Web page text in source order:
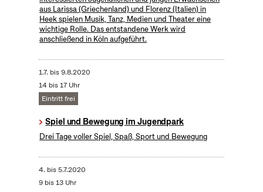
aus Larissa (Griechenland) und Florenz (Italien) in
Heek spielen Musik, Tanz, Medien und Theater eine
wichtige Rolle. Das entstandene Werk wird
anschließend in Köln aufgeführt.
1.7. bis9.8.2020
14 bis 17 Uhr
Eintritt frei
Spiel und Bewegung im Jugendpark
Drei Tage voller Spiel, Spaß, Sport und Bewegung
4. bis5.7.2020
9 bis 13 Uhr